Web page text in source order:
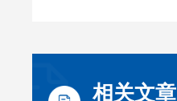
相关文章